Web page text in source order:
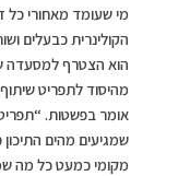
מי שעומד מאחורי
הקולינרית כבעלים
הוא הצטרף למסעדה
מהיסוד לתפריט
אומר בפשטות.
שמגיעים מהים
מקומי כמעט כל מה